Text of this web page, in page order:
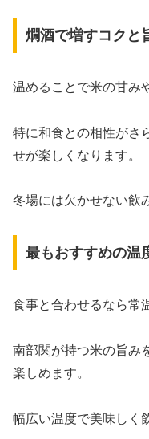
燗酒で増すコクと
温めることで米の甘み
特に和食との相性がさ
せが楽しくなります。
冬場には欠かせない飲
最もおすすめの温
食事と合わせるなら常
南部関が持つ米の旨み
楽しめます。
幅広い温度で美味しく